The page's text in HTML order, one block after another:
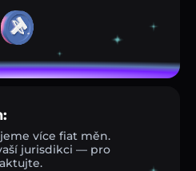
více fiat měn.
jurisdikci — pro